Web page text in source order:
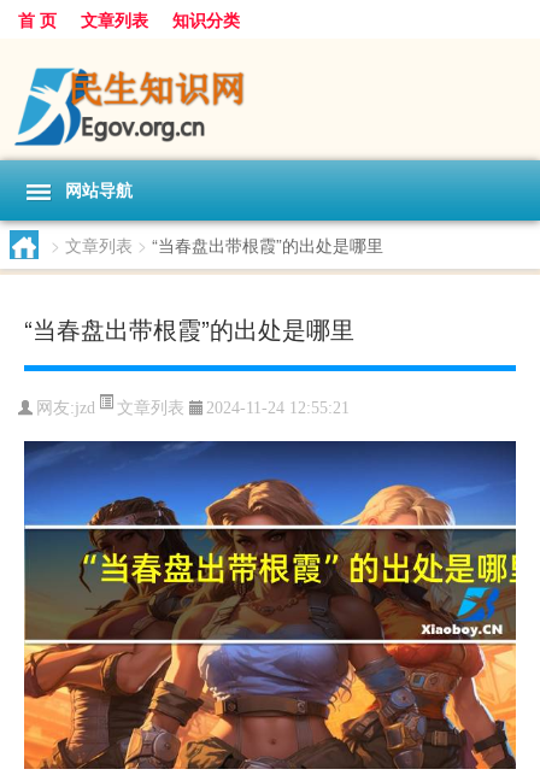
首 页 文章列表 知识分类
网站导航
> 文章列表 > “当春盘出带根霞”的出处是哪里
“当春盘出带根霞”的出处是哪里
网友:jzd 文章列表 2024-11-24 12:55:21